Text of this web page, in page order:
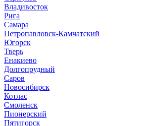
Владивосток
Рига
Самара
Петропавловск-Камчатский
Югорск
Тверь
Енакиево
Долгопрудный
Саров
Новосибирск
Котлас
Смоленск
Пионерский
Пятигорск